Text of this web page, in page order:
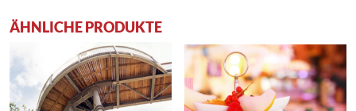
ÄHNLICHE PRODUKTE